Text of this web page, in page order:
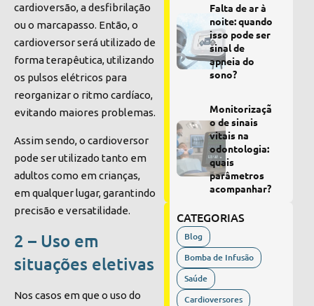
cardioversão, a desfibrilação
ou o marcapasso. Então, o
cardioversor será utilizado de
forma terapêutica, utilizando
os pulsos elétricos para
reorganizar o ritmo cardíaco,
evitando maiores problemas.
Assim sendo, o cardioversor
pode ser utilizado tanto em
adultos como em crianças,
em qualquer lugar, garantindo
precisão e versatilidade.
2 – Uso em
situações eletivas
Nos casos em que o uso do
Falta de ar à
noite: quando
isso pode ser
sinal de
apneia do
sono?
Monitorizaçã
o de sinais
vitais na
odontologia:
quais
parâmetros
acompanhar?
CATEGORIAS
Blog
Bomba de Infusão
Saúde
Cardioversores